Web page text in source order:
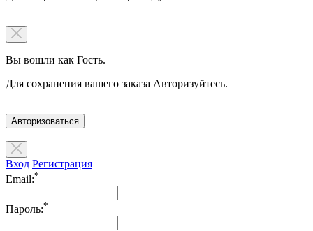
Вы вошли как Гость.
Для сохранения вашего заказа Авторизуйтесь.
Авторизоваться
Вход Регистрация
Email:*
Пароль:*